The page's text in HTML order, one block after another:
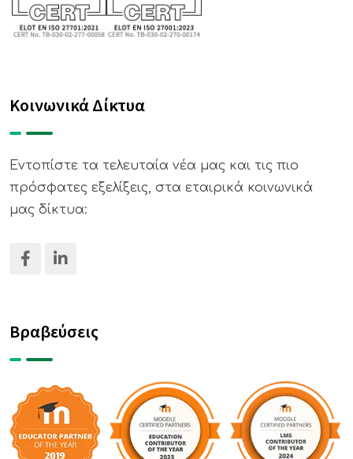
Κοινωνικά Δίκτυα
Εντοπίστε τα τελευταία νέα μας και τις πιο
πρόσφατες εξελίξεις, στα εταιρικά κοινωνικά
μας δίκτυα:
Βραβεύσεις